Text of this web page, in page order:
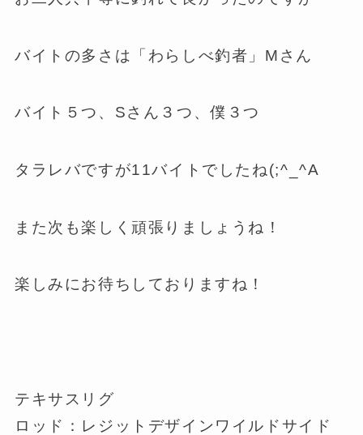
バイトの多さは「わらしべ釣者」Mさん
バイト５つ、Sさん３つ、僕３つ
タラレバですが11バイトでしたね(;^_^A
また次も楽しく頑張りましょうね！
楽しみにお待ちしておりますね！
テキサスリグ
ロッド：レジットデザインワイルドサイド